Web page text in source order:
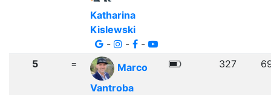
Katharina
Kislewski
-
- -
5 =
Marco
Vantroba
327